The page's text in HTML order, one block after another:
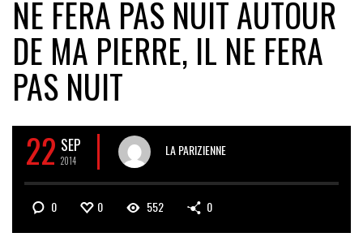
NE FERA PAS NUITAUTOUR
DE MA PIERRE, IL NE FERA
PAS NUIT
22 SEP
2014
LA PARIZIENNE
0 0 552 0